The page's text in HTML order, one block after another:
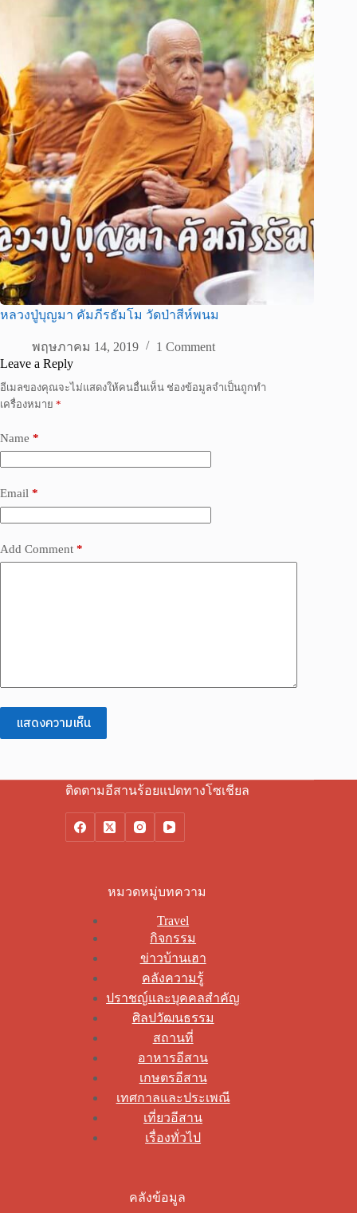
หลวงปู่บุญมา คัมภีรธัมโม วัดป่าสีห์พนม
พฤษภาคม 14, 2019
1 Comment
Leave a Reply
อีเมลของคุณจะไม่แสดงให้คนอื่นเห็น ช่องข้อมูลจำเป็นถูกทำ
เครื่องหมาย *
Name *
Email *
Add Comment *
แสดงความเห็น
ติดตามอีสานร้อยแปดทางโซเชียล
หมวดหมู่บทความ
Travel
กิจกรรม
ข่าวบ้านเฮา
คลังความรู้
ปราชญ์และบุคคลสำคัญ
ศิลปวัฒนธรรม
สถานที่
อาหารอีสาน
เกษตรอีสาน
เทศกาลและประเพณี
เที่ยวอีสาน
เรื่องทั่วไป
คลังข้อมูล